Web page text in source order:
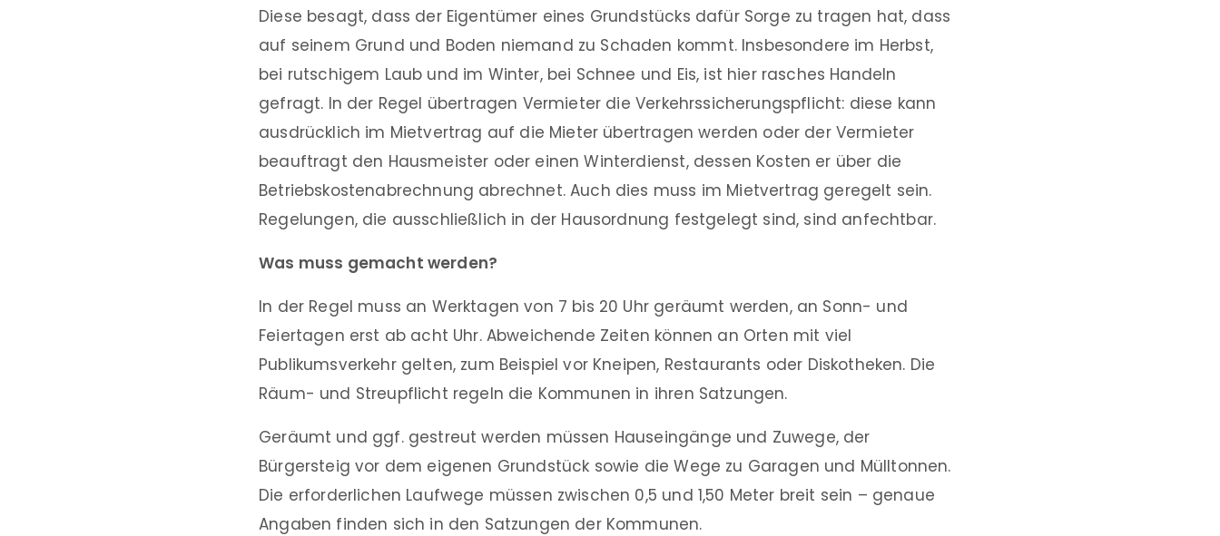
Diese besagt, dass der Eigentümer eines Grundstücks dafür Sorge zu tragen hat, dass
auf seinem Grund und Boden niemand zu Schaden kommt. Insbesondere im Herbst,
bei rutschigem Laub und im Winter, bei Schnee und Eis, ist hier rasches Handeln
gefragt. In der Regel übertragen Vermieter die Verkehrssicherungspflicht: diese kann
ausdrücklich im Mietvertrag auf die Mieter übertragen werden oder der Vermieter
beauftragt den Hausmeister oder einen Winterdienst, dessen Kosten er über die
Betriebskostenabrechnung abrechnet. Auch dies muss im Mietvertrag geregelt sein.
Regelungen, die ausschließlich in der Hausordnung festgelegt sind, sind anfechtbar.
Was muss gemacht werden?
In der Regel muss an Werktagen von 7 bis 20 Uhr geräumt werden, an Sonn- und
Feiertagen erst ab acht Uhr. Abweichende Zeiten können an Orten mit viel
Publikumsverkehr gelten, zum Beispiel vor Kneipen, Restaurants oder Diskotheken. Die
Räum- und Streupflicht regeln die Kommunen in ihren Satzungen.
Geräumt und ggf. gestreut werden müssen Hauseingänge und Zuwege, der
Bürgersteig vor dem eigenen Grundstück sowie die Wege zu Garagen und Mülltonnen.
Die erforderlichen Laufwege müssen zwischen 0,5 und 1,50 Meter breit sein – genaue
Angaben finden sich in den Satzungen der Kommunen.